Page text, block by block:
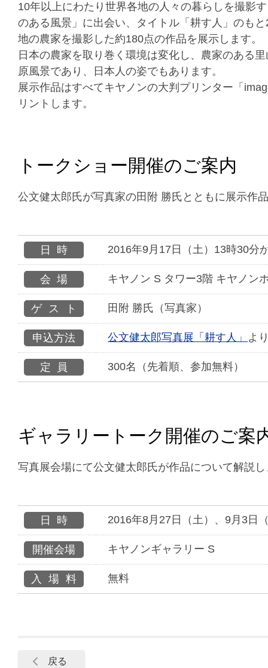
10年以上にわたり世界各地の人々の暮らしを撮影
のある風景」に出会い、タイトル「耕す人」のも
地の農家を撮影した約180点の作品を展示します。
日本の農家を取り巻く環境は変化し、農家のある
原風景であり、日本人の姿でもあります。
展示作品はすべてキヤノンの大判プリンター「
リントします。
トークショー開催のご案内
公文健太郎氏が写真家の田附 勝氏とともに展示作
日時 2016年9月17日（土）13時30分
会場 キヤノン S タワー3階 キヤノン
ゲスト 田附 勝氏（写真家）
申込方法 公文健太郎写真展「耕す人」 よ
定員 300名（先着順、参加無料）
ギャラリートーク開催のご案
写真展会場にて公文健太郎氏が作品について解説
日時 2016年8月27日（土）、9月3日
開催会場 キヤノンギャラリー S
入場料 無料
戻る